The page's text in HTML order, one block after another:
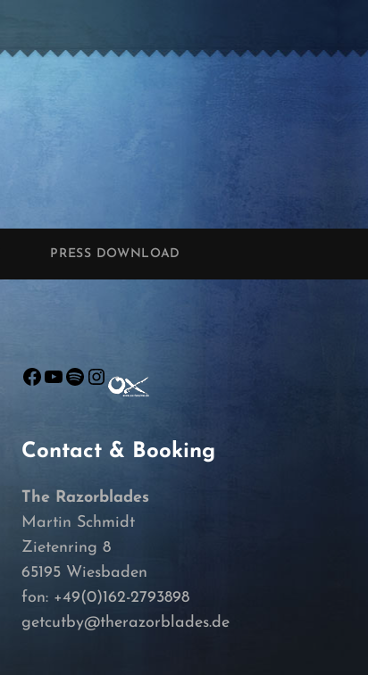
PRESS DOWNLOAD
Facebook
YouTube
Spotify
Instagram
Contact & Booking
The Razorblades
Martin Schmidt
Zietenring 8
65195 Wiesbaden
fon: +49(0)162-2793898
getcutby@therazorblades.de